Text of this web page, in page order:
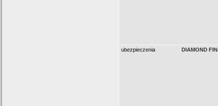
ubezpieczenia DIAMOND